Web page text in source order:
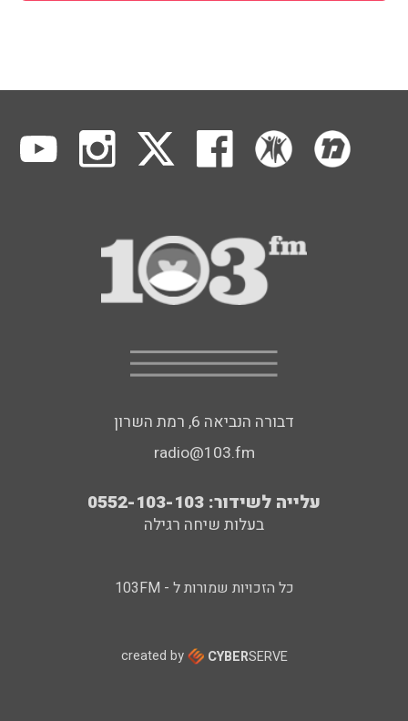
דבורה הנביאה 6, רמת השרון
radio@103.fm
עלייה לשידור: 0552-103-103
בעלות שיחה רגילה
כל הזכויות שמורות ל - 103FM
created by CYBERSERVE